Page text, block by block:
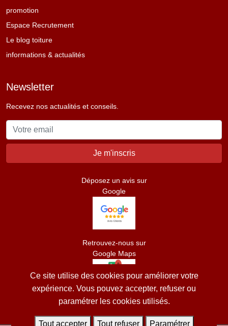
promotion
Espace Recrutement
Le blog toiture
informations & actualités
Newsletter
Recevez nos actualités et conseils.
Déposez un avis sur
Google
Retrouvez-nous sur
Google Maps
Ce site utilise des cookies pour améliorer votre
expérience. Vous pouvez accepter, refuser ou
paramétrer les cookies utilisés.
Tout accepter Tout refuser Paramétrer